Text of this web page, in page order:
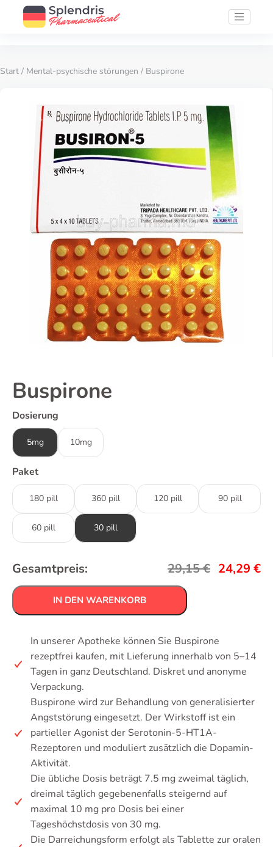
Start / Mental-psychische störungen / Buspirone
Buspirone
Dosierung
5mg 10mg
Paket
180 pill 360 pill 120 pill 90 pill
60 pill 30 pill
Gesamtpreis: 29,15€ 24,29 €
IN DEN WARENKORB
In unserer Apotheke können Sie Buspirone
rezeptfrei kaufen, mit Lieferung innerhalb von 5–14
Tagen in ganz Deutschland. Diskret und anonyme
Verpackung.
Buspirone wird zur Behandlung von generalisierter
Angststörung eingesetzt. Der Wirkstoff ist ein
partieller Agonist der Serotonin-5-HT1A-
Rezeptoren und moduliert zusätzlich die Dopamin-
Aktivität.
Die übliche Dosis beträgt 7.5 mg zweimal täglich,
dreimal täglich gegebenenfalls steigernd auf
maximal 10 mg pro Dosis bei einer
Tageshöchstdosis von 30 mg.
Die Darreichungsform erfolgt als Tablette zur oralen